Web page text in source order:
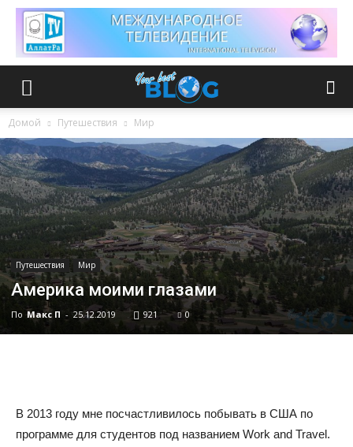
Домой Путешествия Мир
Путешествия Мир
Америка моими глазами
По Макс П - 25.12.2019 921 0
В 2013 году мне посчастливилось побывать в США по
программе для студентов под названием Work and Travel.